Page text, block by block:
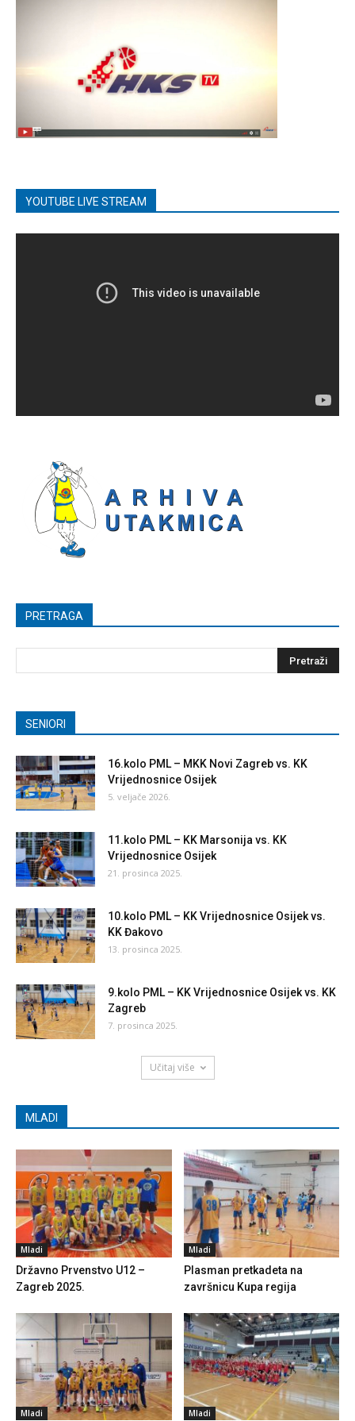
YOUTUBE LIVE STREAM
PRETRAGA
SENIORI
16.kolo PML – MKK Novi Zagreb vs. KK
Vrijednosnice Osijek
5. veljače 2026.
11.kolo PML – KK Marsonija vs. KK
Vrijednosnice Osijek
21. prosinca 2025.
10.kolo PML – KK Vrijednosnice Osijek vs.
KK Đakovo
13. prosinca 2025.
9.kolo PML – KK Vrijednosnice Osijek vs. KK
Zagreb
7. prosinca 2025.
Učitaj više
MLADI
Mladi
Državno Prvenstvo U12 –
Zagreb 2025.
Mladi
Plasman pretkadeta na
završnicu Kupa regija
Mladi Mladi